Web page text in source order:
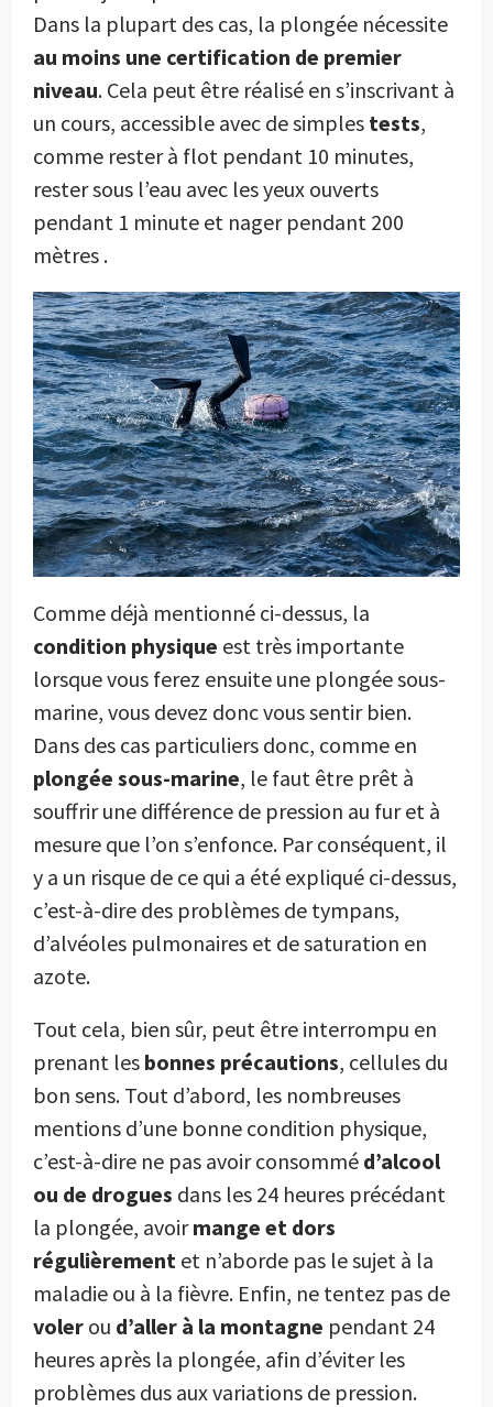
Dans la plupart des cas, la plongée nécessite
au moins une certification de premier
niveau. Cela peut être réalisé en s’inscrivant à
un cours, accessible avec de simples tests,
comme rester à flot pendant 10 minutes,
rester sous l’eau avec les yeux ouverts
pendant 1 minute et nager pendant 200
mètres .
Comme déjà mentionné ci-dessus, la
condition physique est très importante
lorsque vous ferez ensuite une plongée sous-
marine, vous devez donc vous sentir bien.
Dans des cas particuliers donc, comme en
plongée sous-marine, le faut être prêt à
souffrir une différence de pression au fur et à
mesure que l’on s’enfonce. Par conséquent, il
y a un risque de ce qui a été expliqué ci-dessus,
c’est-à-dire des problèmes de tympans,
d’alvéoles pulmonaires et de saturation en
azote.
Tout cela, bien sûr, peut être interrompu en
prenant les bonnes précautions, cellules du
bon sens. Tout d’abord, les nombreuses
mentions d’une bonne condition physique,
c’est-à-dire ne pas avoir consommé d’alcool
ou de drogues dans les 24 heures précédant
la plongée, avoirmange et dors
régulièrement et n’aborde pas le sujet à la
maladie ou à la fièvre. Enfin, ne tentez pas de
voler ou d’aller à la montagne pendant 24
heures après la plongée, afin d’éviter les
problèmes dus aux variations de pression.